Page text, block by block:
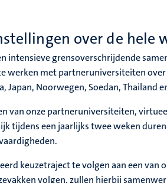
over de hele
intensieve grensoverschrijdende
werken met partneruniversiteiten
Japan, Noorwegen, Soedan, Thailand
van onze partneruniversiteiten,
tijdens een jaarlijks twee weken
keuzetraject te volgen aan een
volgen, zullen hierbij